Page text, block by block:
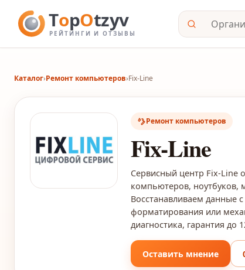
Каталог›Ремонт компьютеров›Fix-Line
Ремонт компьютеров
Fix-Line
Сервисный центр Fix-Line
компьютеров, ноутбуков,
Восстанавливаем данные
форматирования или
диагностика, гарантия до
Оставить мнение